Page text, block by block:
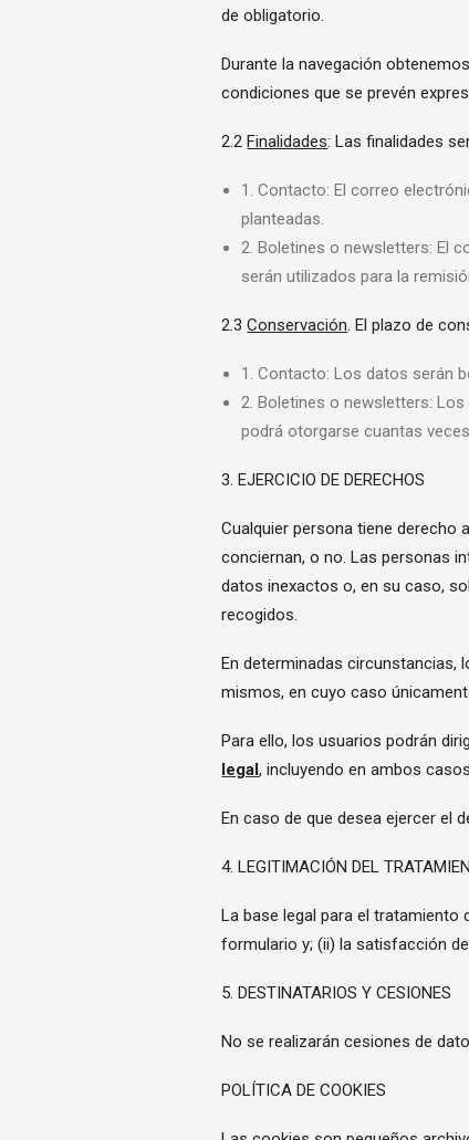
de obligatorio.
Durante la navegación
condiciones que se prevén
2.2Finalidades: Las finalidades
1. Contacto: El correo
planteadas.
2. Boletines o newsletters: El
serán utilizados para la
2.3Conservación. El plazo de
1. Contacto: Los datos serán
2. Boletines o newsletters:
podrá otorgarse cuantas
3. EJERCICIO DE DERECHOS
Cualquier persona tiene
conciernan, o no. Las personas
datos inexactos o, en su caso,
recogidos.
En determinadas
mismos, en cuyo caso
Para ello, los usuarios podrán
legal, incluyendo en ambos
En caso de que desea ejercer el
4. LEGITIMACIÓN DEL
La base legal para el
formulario y; (ii) la satisfacción
5. DESTINATARIOS Y CESIONES
No se realizarán cesiones de
POLÍTICA DE COOKIES